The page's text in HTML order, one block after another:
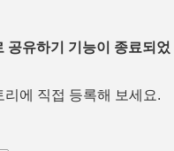
유하기 기능이 종료되었
에 직접 등록해 보세요.